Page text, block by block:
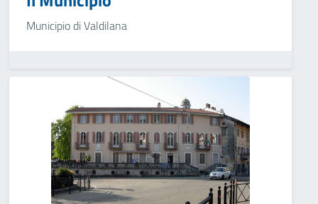
Municipio di Valdilana